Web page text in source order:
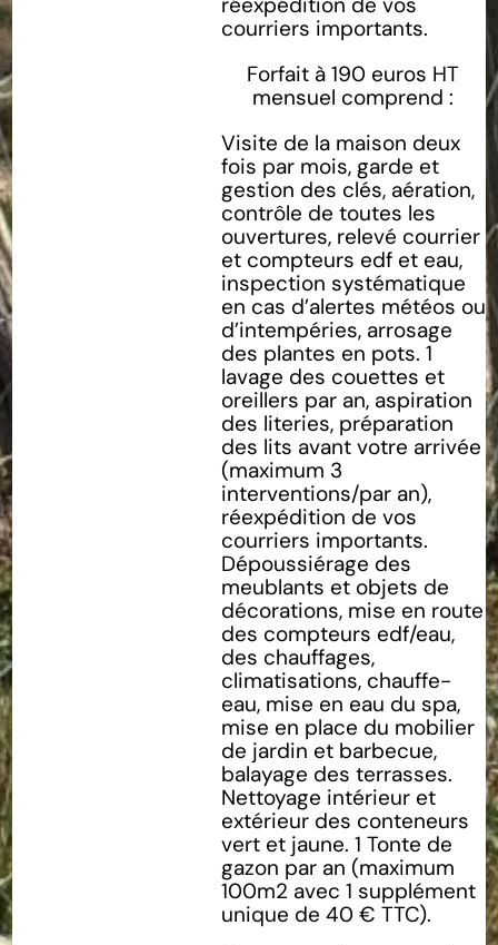
courriers importants.
Forfait à 190 euros HT
mensuel comprend :
Visite de la maison deux
fois par mois, garde et
gestion des clés, aération,
contrôle de toutes les
ouvertures, relevé courrier
et compteurs edf et eau,
inspection systématique
en cas d’alertes météos ou
d’intempéries, arrosage
des plantes en pots. 1
lavage des couettes et
oreillers par an, aspiration
des literies, préparation
des lits avant votre arrivée
(maximum 3
interventions/par an),
réexpédition de vos
courriers importants.
Dépoussiérage des
meublants et objets de
décorations, mise en route
des compteurs edf/eau,
des chauffages,
climatisations, chauffe-
eau, mise en eau du spa,
mise en place du mobilier
de jardin et barbecue,
balayage des terrasses.
Nettoyage intérieur et
extérieur des conteneurs
vert et jaune. 1 Tonte de
gazon par an (maximum
100m2 avec 1 supplément
unique de 40 € TTC).